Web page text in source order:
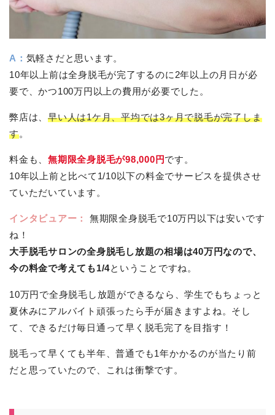
A： 気軽さだと思います。
10年以上前は全身脱毛が完了するのに2年以上の月日が必
要で、かつ100万円以上の費用が必要でした。
弊店は、早い人は1ケ月、平均では3ヶ月で脱毛が完了しま
す。
料金も、無期限全身脱毛が98,000円です。
10年以上前と比べて1/10以下の料金でサービスを提供させ
ていただいています。
インタビュアー：
無期限全身脱毛で10万円以下は安いです
ね！
大手脱毛サロンの全身脱毛し放題の相場は40万円なので、
今の料金で考えても1/4ということですね。
10万円で全身脱毛し放題ができるなら、学生でもちょっと
夏休みにアルバイト頑張ったら手が届きますよね。そし
て、できるだけ毎日通って早く脱毛完了を目指す！
脱毛って早くても半年、普通でも1年かかるのが当たり前
だと思っていたので、これは衝撃です。